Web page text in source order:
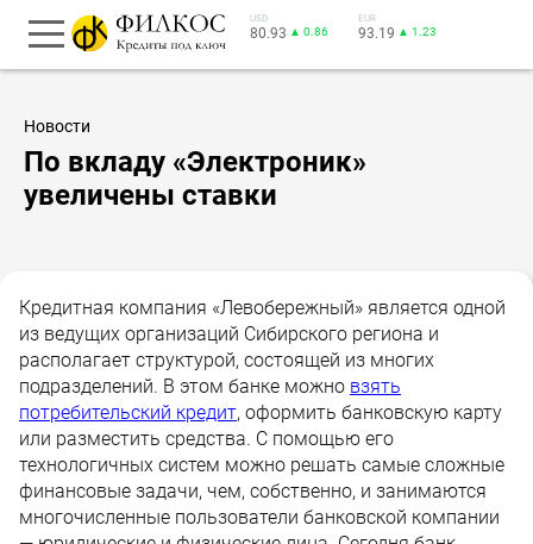
USD
80.93 ▲ 0.86
EUR
93.19 ▲ 1.23
Новости
По вкладу «Электроник»
увеличены ставки
Кредитная компания «Левобережный» является одной
из ведущих организаций Сибирского региона и
располагает структурой, состоящей из многих
подразделений. В этом банке можно взять
потребительский кредит, оформить банковскую карту
или разместить средства. С помощью его
технологичных систем можно решать самые сложные
финансовые задачи, чем, собственно, и занимаются
многочисленные пользователи банковской компании